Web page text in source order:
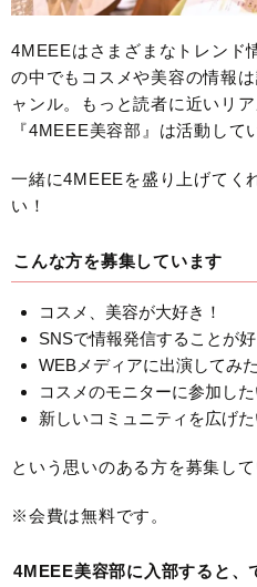
4MEEEはさまざまなトレンド
の中でもコスメや美容の情報
ャンル。もっと読者に近いリ
『4MEEE美容部』は活動し
一緒に4MEEEを盛り上げてく
い！
こんな方を募集しています
コスメ、美容が大好き！
SNSで情報発信することが好
WEBメディアに出演してみ
コスメのモニターに参加した
新しいコミュニティを広げた
という思いのある方を募集して
※会費は無料です。
4MEEE美容部に入部すると、